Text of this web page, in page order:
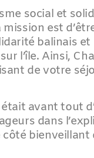
social et
est
balinais
l’île. Ainsi,
de votre
avant tout
dans
bienveillant